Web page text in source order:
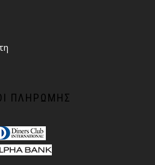
ΠΛΗΡΩΜΉΣ